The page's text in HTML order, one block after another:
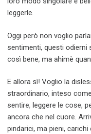
leggerle.
Oggi però non voglio
sentimenti, questi odierni
così bene, ma ahimè
E allora sì! Voglio la
straordinario, inteso
sentire, leggere le cose,
ancora che nel cuore.
pindarici, ma pieni, carichi